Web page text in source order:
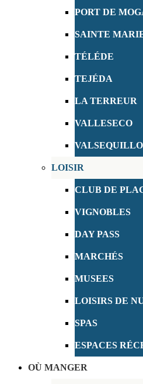
PORT DE
SAINTE
TÉLÉDE
TEJÉDA
LA TERREUR
VALLESECO
VALSEQUILLO
LOISIR
CLUB DE
VIGNOBLES
DAY PASS
MARCHÉS
MUSEES
LOISIRS DE
SPAS
ESPACES
OÙ MANGER